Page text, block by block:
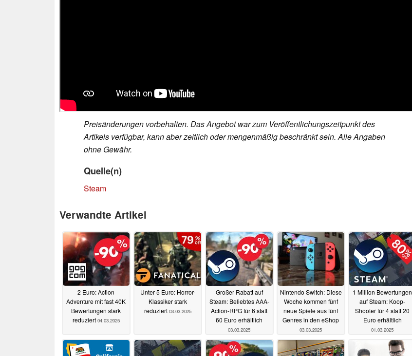
Preisänderungen vorbehalten. Das Angebot war zum Veröffentlichungszeitpunkt des
Artikels verfügbar, kann aber zeitlich oder mengenmäßig beschränkt sein. Alle Angaben
ohne Gewähr.
Quelle(n)
Steam
Verwandte Artikel
2 Euro: Action
Adventure mit fast 40K
Bewertungen stark
reduziert 04.03.2025
Unter 5 Euro: Horror-
Klassiker stark
reduziert 03.03.2025
Großer Rabatt auf
Steam: Beliebtes AAA-
Action-RPG für 6 statt
60 Euro erhältlich
03.03.2025
Nintendo Switch: Diese
Woche kommen fünf
neue Spiele aus fünf
Genres in den eShop
03.03.2025
1 Million Bewertungen
auf Steam: Koop-
Shooter für 4 statt 20
Euro erhältlich
01.03.2025